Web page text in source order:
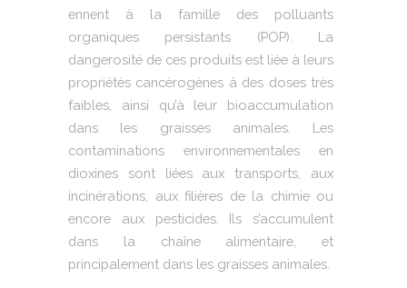
ennent à la famille des polluants
organiques persistants (POP). La
dangerosité de ces produits est liée à leurs
propriétés cancérogènes à des doses très
faibles, ainsi qu’à leur bioaccumulation
dans les graisses animales. Les
contaminations environnementales en
dioxines sont liées aux transports, aux
incinérations, aux filières de la chimie ou
encore aux pesticides. Ils s’accumulent
dans la chaîne alimentaire, et
principalement dans les graisses animales.